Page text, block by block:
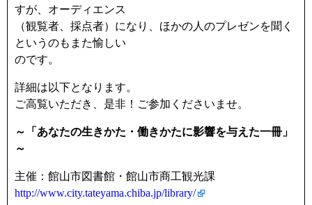
すが、オーディエンス
（観覧者、採点者）になり、ほかの人のプレゼンを聞く
というのもまた愉しい
のです。
詳細は以下となります。
ご高覧いただき、是非！ご参加くださいませ。
～「あなたの生きかた・働きかたに影響を与えた一冊」
～
主催：館山市図書館・館山市商工観光課
http://www.city.tateyama.chiba.jp/library/